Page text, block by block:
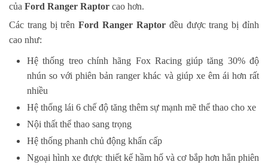
của Ford Ranger Raptor cao hơn.
Các trang bị trênFord Ranger Raptorđều được trang bị đỉnh
cao như:
Hệ thống treo chính hãng Fox Racing giúp tăng 30% độ
nhún so với phiên bản ranger khác và giúp xe êm ái hơn rất
nhiều
Hệ thống lái 6 chế độ tăng thêm sự mạnh mẽ thể thao cho xe
Nội thất thể thao sang trọng
Hệ thống phanh chủ động khẩn cấp
Ngoại hình xe được thiết kế hầm hố và cơ bắp hơn hẳn phiên